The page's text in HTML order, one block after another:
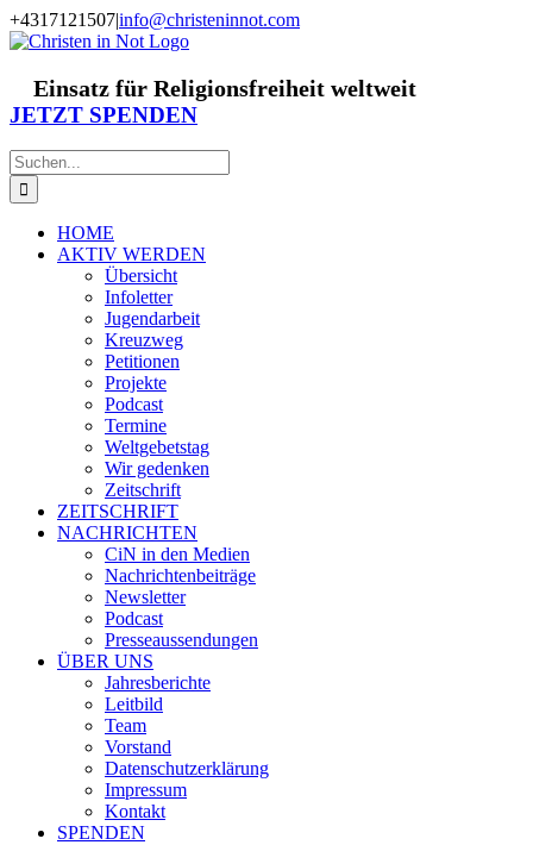
Zum
Inhalt
+4317121507|info@christeninnot.com
Facebook
Instagram
X
Spenden
Newsletter
Einsatz für Religionsfreiheit weltweit
JETZT SPENDEN
Suche
nach:
HOME
AKTIV WERDEN
Übersicht
Infoletter
Jugendarbeit
Kreuzweg
Petitionen
Projekte
Podcast
Termine
Weltgebetstag
Wir gedenken
Zeitschrift
ZEITSCHRIFT
NACHRICHTEN
CiN in den Medien
Nachrichtenbeiträge
Newsletter
Podcast
Presseaussendungen
ÜBER UNS
Jahresberichte
Leitbild
Team
Vorstand
Datenschutzerklärung
Impressum
Kontakt
SPENDEN